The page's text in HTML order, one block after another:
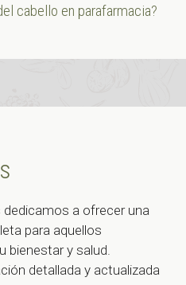
cabello en parafarmacia?
a ofrecer una
para aquellos
bienestar y salud.
detallada y actualizada